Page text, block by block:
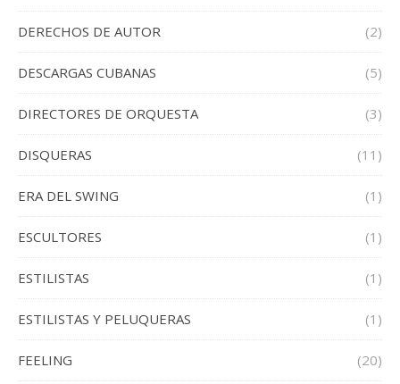
DERECHOS DE AUTOR (2)
DESCARGAS CUBANAS (5)
DIRECTORES DE ORQUESTA (3)
DISQUERAS (11)
ERA DEL SWING (1)
ESCULTORES (1)
ESTILISTAS (1)
ESTILISTAS Y PELUQUERAS (1)
FEELING (20)